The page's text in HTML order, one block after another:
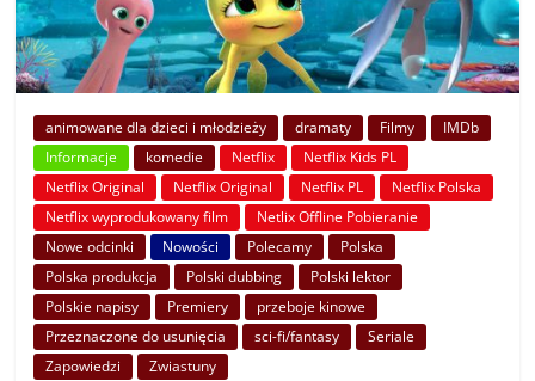
animowane dla dzieci i młodzieży dramaty Filmy
IMDb
Informacje
komedie Netflix
Netflix Kids PL
Netflix Original
Netflix Original Netflix PL
Netflix Polska
Netflix wyprodukowany film
Netlix Offline Pobieranie
Nowe odcinki
Nowości Polecamy
Polska
Polska produkcja
Polski dubbing
Polski lektor
Polskie napisy
Premiery
przeboje kinowe
Przeznaczone do usunięcia
sci-fi/fantasy
Seriale
Zapowiedzi
Zwiastuny